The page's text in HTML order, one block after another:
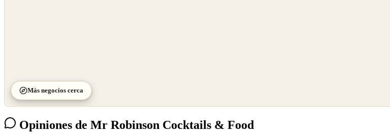
Más negocios cerca
Opiniones de Mr Robinson Cocktails & Food